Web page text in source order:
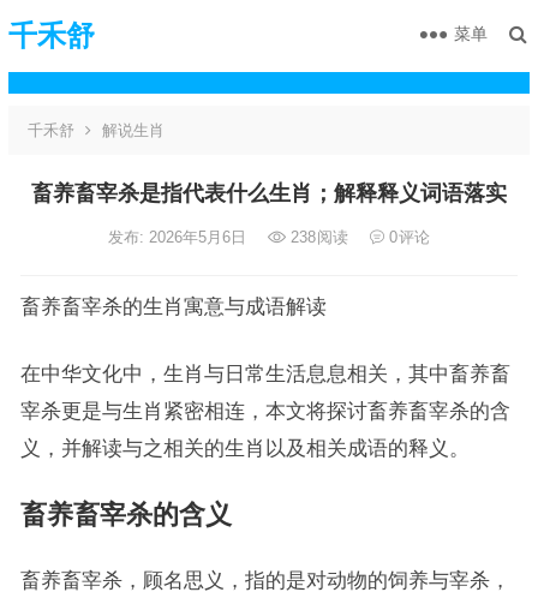
千禾舒 菜单
千禾舒 解说生肖
畜养畜宰杀是指代表什么生肖；解释释义词语落实
发布: 2026年5月6日 238阅读 0评论
畜养畜宰杀的生肖寓意与成语解读
在中华文化中，生肖与日常生活息息相关，其中畜养畜
宰杀更是与生肖紧密相连，本文将探讨畜养畜宰杀的含
义，并解读与之相关的生肖以及相关成语的释义。
畜养畜宰杀的含义
畜养畜宰杀，顾名思义，指的是对动物的饲养与宰杀，